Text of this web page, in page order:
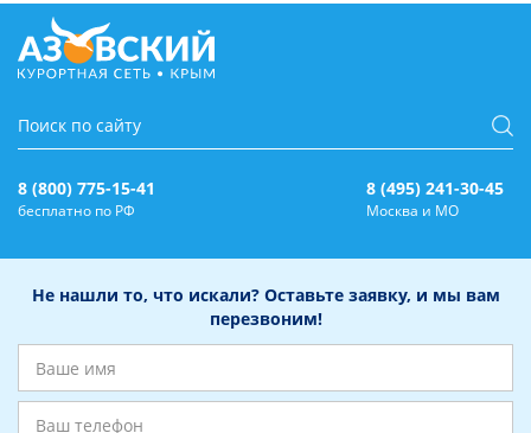
8 (800) 775-15-41
бесплатно по РФ
8 (495) 241-30-45
Москва и МО
Не нашли то, что искали? Оставьте заявку, и мы вам
перезвоним!